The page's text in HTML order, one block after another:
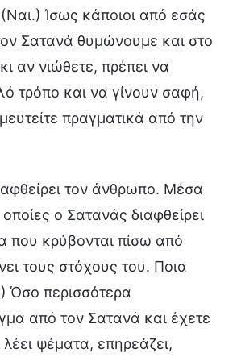
Ίσως κάποιοι από εσάς
Σατανά θυμώνουμε και στο
αν νιώθετε, πρέπει να
τρόπο και να γίνουν σαφή,
πραγματικά από την
τον άνθρωπο. Μέσα
ο Σατανάς διαφθείρει
που κρύβονται πίσω από
τους στόχους του. Ποια
Όσο περισσότερα
από τον Σατανά και έχετε
ψέματα, επηρεάζει,